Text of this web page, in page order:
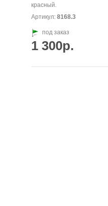
красный.
Артикул: 8168.3
под заказ
1 300р.